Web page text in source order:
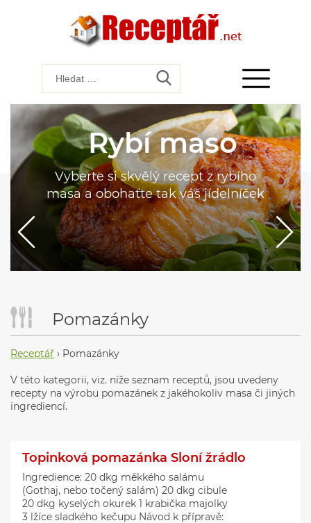
Rybí maso
Vyberte si skvělý recept z rybího
masa a obohaťte tak váš jídelníček
Pomazánky
Receptář › Pomazánky
V této kategorii, viz. níže seznam receptů, jsou uvedeny
recepty na výrobu pomazánek z jakéhokoliv masa či jiných
ingrediencí.
Topinková pomazánka Sloní žrádlo
Ingredience: 20 dkg měkkého salámu
(Gothaj, nebo točený salám) 20 dkg cibule
20 dkg kyselých okurek 1 krabička majolky
3 lžíce sladkého kečupu Návod k přípravě: